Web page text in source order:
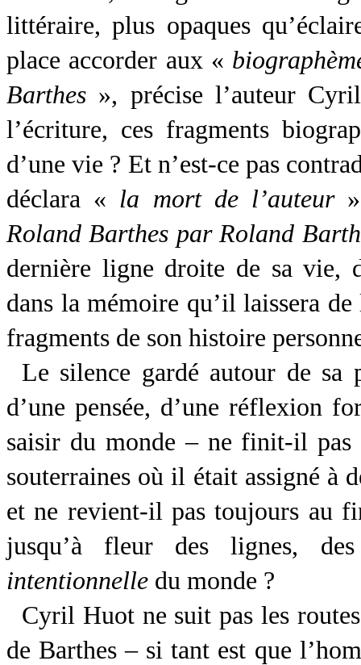
littéraire, plus opaques
place accorder aux «
Barthes », précise l’auteur
l’écriture, ces fragments
d’une vie ? Et n’est-ce pas
déclara « la mort de l’auteur»
Roland Barthes par Roland
dernière ligne droite de sa vie,
dans la mémoire qu’il laissera
fragments de son histoire
Le silence gardé autour de sa
d’une pensée, d’une réflexion
saisir du monde – ne finit-il pas
souterraines où il était assigné à
et ne revient-il pas toujours au
jusqu’à fleur des lignes,
intentionnelle du monde ?
Cyril Huot ne suit pas les
de Barthes – si tant est que